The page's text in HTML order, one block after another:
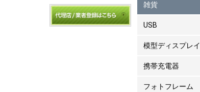
雑貨
USB
模型ディスプレイ
携帯充電器
フォトフレーム